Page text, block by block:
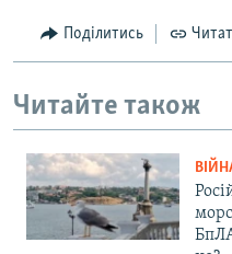
Поділитись
Читайте також